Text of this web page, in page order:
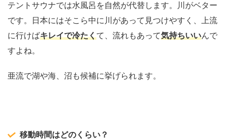
テントサウナでは水風呂を自然が代替します。川がベター
です。日本にはそこら中に川があって見つけやすく、上流
に行けばキレイで冷たくて、流れもあって気持ちいいんで
すよね。
亜流で湖や海、沼も候補に挙げられます。
移動時間はどのくらい？